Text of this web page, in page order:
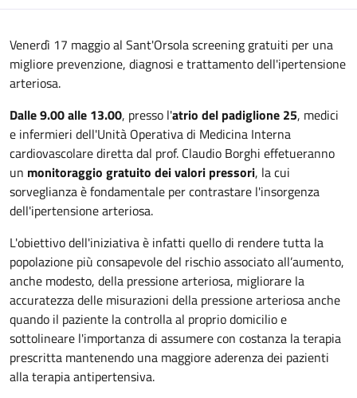
Venerdì 17 maggio al Sant'Orsola screening gratuiti per una
migliore prevenzione, diagnosi e trattamento dell'ipertensione
arteriosa.
Dalle 9.00 alle 13.00, presso l'atrio del padiglione 25, medici
e infermieri dell'Unità Operativa di Medicina Interna
cardiovascolare diretta dal prof. Claudio Borghi effetueranno
un monitoraggio gratuito dei valori pressori, la cui
sorveglianza è fondamentale per contrastare l'insorgenza
dell'ipertensione arteriosa.
L'obiettivo dell'iniziativa è infatti quello di rendere tutta la
popolazione più consapevole del rischio associato all’aumento,
anche modesto, della pressione arteriosa, migliorare la
accuratezza delle misurazioni della pressione arteriosa anche
quando il paziente la controlla al proprio domicilio e
sottolineare l'importanza di assumere con costanza la terapia
prescritta mantenendo una maggiore aderenza dei pazienti
alla terapia antipertensiva.